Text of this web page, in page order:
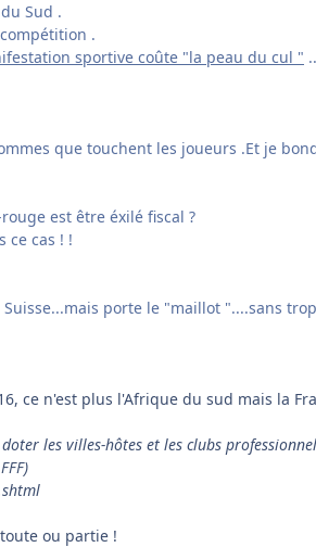
Sud .
.
sportive coûte "la peau du cul "
que touchent les joueurs .Et je
est être éxilé fiscal ?
ce cas ! !
porte le "maillot "....sans
ce n'est plus l'Afrique du sud mais la
les villes-hôtes et les clubs
ou partie !